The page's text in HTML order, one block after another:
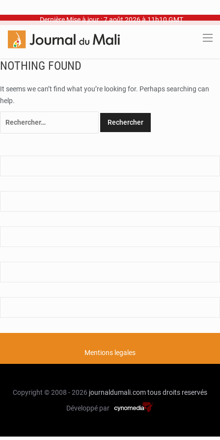
Dernière Mise à jour : 7 août 2026 à 11h10 GMT
NOTHING FOUND
It seems we can’t find what you’re looking for. Perhaps searching can
help.
Mentions legales
Copyright © 2008 - 2026 journaldumali.comtous droits reservés
Développé par